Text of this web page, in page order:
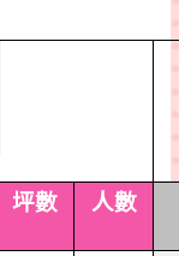
坪數 人數